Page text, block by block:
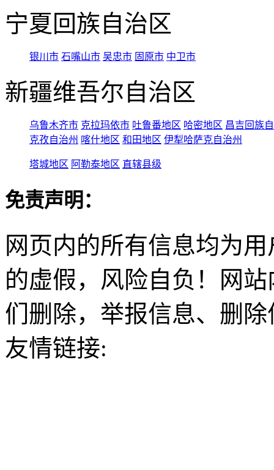
宁夏回族自治区
银川市 石嘴山市 吴忠市 固原市 中卫市
新疆维吾尔自治区
乌鲁木齐市 克拉玛依市 吐鲁番地区 哈密地区 昌吉回族
克孜自治州 喀什地区 和田地区 伊犁哈萨克自治州
塔城地区 阿勒泰地区 直辖县级
免责声明：
网页内的所有信息均为
的虚假，风险自负！网
们删除，举报信息、删
友情链接: